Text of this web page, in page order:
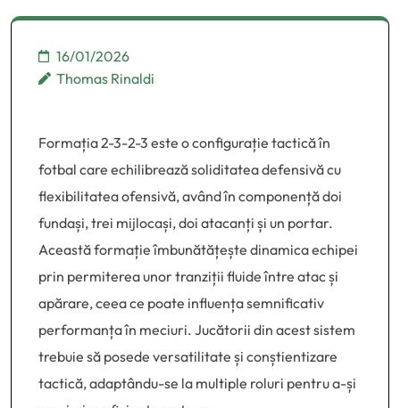
16/01/2026
Thomas Rinaldi
Formația 2-3-2-3 este o configurație tactică în
fotbal care echilibrează soliditatea defensivă cu
flexibilitatea ofensivă, având în componență doi
fundași, trei mijlocași, doi atacanți și un portar.
Această formație îmbunătățește dinamica echipei
prin permiterea unor tranziții fluide între atac și
apărare, ceea ce poate influența semnificativ
performanța în meciuri. Jucătorii din acest sistem
trebuie să posede versatilitate și conștientizare
tactică, adaptându-se la multiple roluri pentru a-și